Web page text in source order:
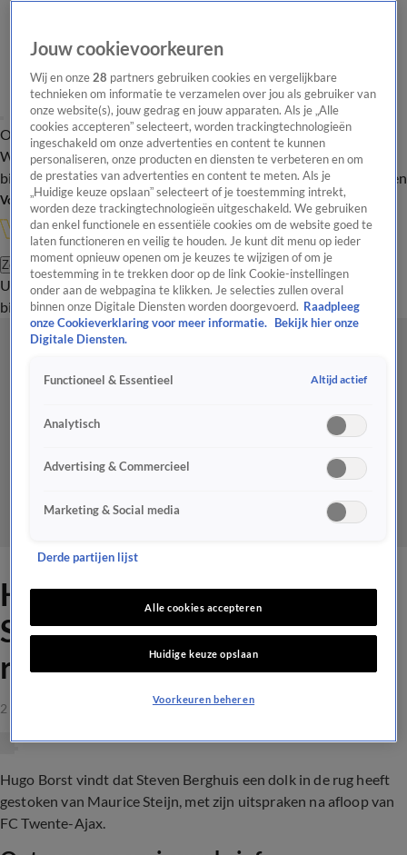
Overzicht Onze programma's Uitzendingen Onze gezichten
In de
WandelgangenInterviewsUitzending
bijwonenPodcastShopVeelgestelde vragenKijkersvraag insturen
Volg Vandaag Inside
Zoeken
UitzendingenVandaag InsideDe OranjezomerShopUitzending
bijwonen
Hugo Borst: 'Berghuis heeft
Steijn gewoon een dolk in de
rug gestoken!'
2 okt 2023, 21:21
Hugo Borst vindt dat Steven Berghuis een dolk in de rug heeft
gestoken van Maurice Steijn, met zijn uitspraken na afloop van
FC Twente-Ajax.
Jouw cookievoorkeuren
Wij en onze28 partners gebruiken cookies en vergelijkbare
technieken om informatie te verzamelen over jou als gebruiker van
onze website(s), jouw gedrag en jouw apparaten. Als je „Alle
cookies accepteren” selecteert, worden trackingtechnologieën
ingeschakeld om onze advertenties en content te kunnen
personaliseren, onze producten en diensten te verbeteren en om
de prestaties van advertenties en content te meten. Als je
„Huidige keuze opslaan” selecteert of je toestemming intrekt,
worden deze trackingtechnologieën uitgeschakeld. We gebruiken
dan enkel functionele en essentiële cookies om de website goed te
laten functioneren en veilig te houden. Je kunt dit menu op ieder
moment opnieuw openen om je keuzes te wijzigen of om je
toestemming in te trekken door op de link Cookie-instellingen
onder aan de webpagina te klikken. Je selecties zullen overal
binnen onze Digitale Diensten worden doorgevoerd. Raadpleeg
onze Cookieverklaring voor meer informatie.
Bekijk hier onze
Digitale Diensten.
Functioneel & Essentieel Altijd actief
Analytisch
Advertising & Commercieel
Marketing & Social media
Derde partijen lijst
Alle cookies accepteren
Huidige keuze opslaan
Voorkeuren beheren